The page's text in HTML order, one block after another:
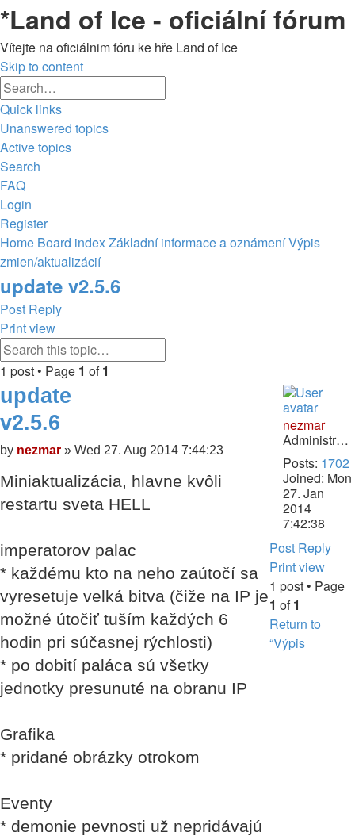
*Land of Ice - oficiální fórum
Vítejte na oficiálnim fóru ke hře Land of Ice
Skip to content
Quick links
Unanswered topics
Active topics
Search
FAQ
Login
Register
Home Board indexZákladní informace a oznámeníVýpis
zmien/aktualizácií
update v2.5.6
Post Reply
Print view
1 post • Page 1 of1
nezmar
Administrátor
Posts: 1702
Joined: Mon
27. Jan
2014
7:42:38
update
v2.5.6
Quote
Post
by nezmar » Wed 27. Aug 2014 7:44:23
Miniaktualizácia, hlavne kvôli
restartu sveta HELL
imperatorov palac
* každému kto na neho zaútočí sa
vyresetuje velká bitva (čiže na IP je
možné útočiť tuším každých 6
hodin pri súčasnej rýchlosti)
* po dobití paláca sú všetky
jednotky presunuté na obranu IP
Grafika
* pridané obrázky otrokom
Eventy
* demonie pevnosti už nepridávajú
Top
Post Reply
Print view
1 post • Page
1 of1
Return to
“Výpis